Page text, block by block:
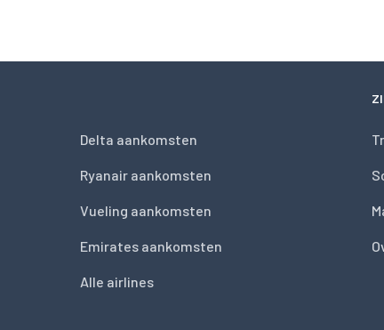
Delta aankomsten
Ryanair aankomsten
Vueling aankomsten
Emirates aankomsten
Alle airlines